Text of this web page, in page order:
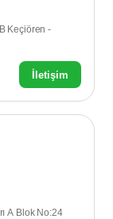
Keçiören -
İletişim
A Blok No:24